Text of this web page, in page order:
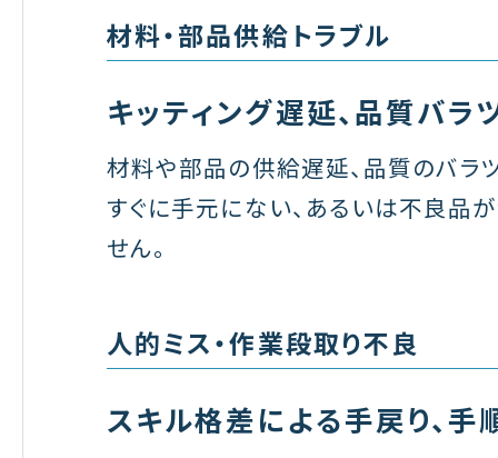
材料・部品供給トラブル
キッティング遅延、品質バラ
材料や部品の供給遅延、品質のバラ
すぐに手元にない、あるいは不良品
せん。
人的ミス・作業段取り不良
スキル格差による手戻り、手